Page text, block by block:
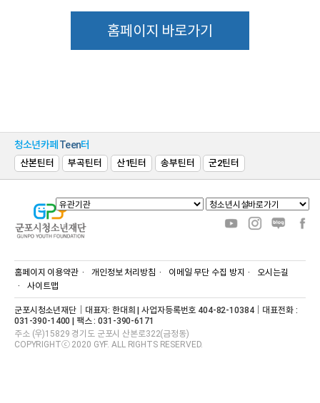
홈페이지 바로가기
청소년카페 Teen터
산본틴터 부곡틴터 산1틴터 송부틴터 군2틴터
홈페이지 이용약관 개인정보 처리방침 이메일 무단 수집 방지
오시는길
사이트맵
군포시청소년재단｜대표자: 한대희 | 사업자등록번호 404-82-10384｜대표전화 :
031-390-1400 | 팩스 : 031-390-6171
주소 (우)15829 경기도 군포시 산본로322(금정동)
COPYRIGHTⓒ 2020 GYF. ALL RIGHTS RESERVED.